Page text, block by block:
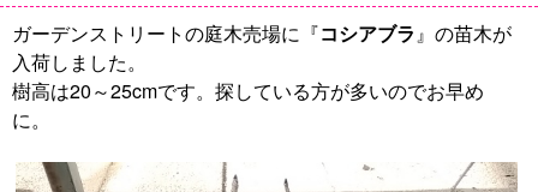
ガーデンストリートの庭木売場に『コシアブラ』の苗木が
入荷しました。
樹高は20～25cmです。探している方が多いのでお早め
に。